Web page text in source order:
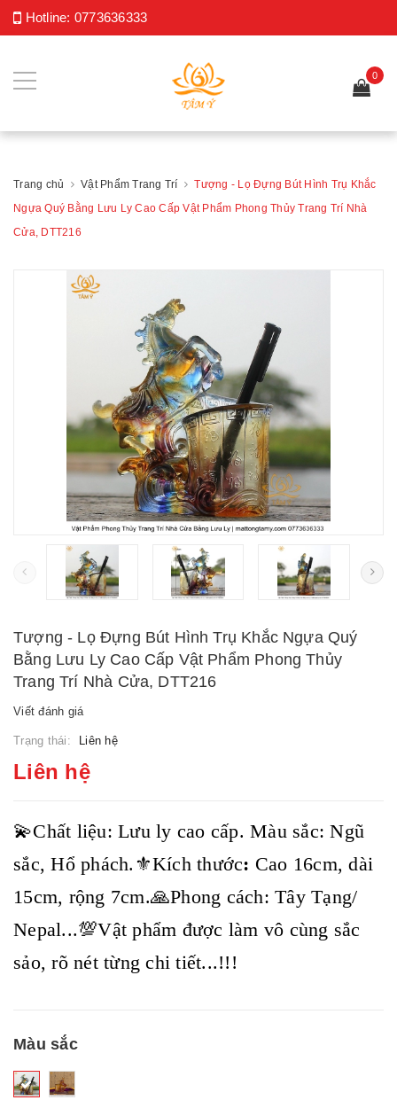
Hotline: 0773636333
0
Trang chủ Vật Phẩm Trang Trí Tượng - Lọ Đựng Bút Hình Trụ Khắc
Ngựa Quý Bằng Lưu Ly Cao Cấp Vật Phẩm Phong Thủy Trang Trí Nhà
Cửa, DTT216
Tượng - Lọ Đựng Bút Hình Trụ Khắc Ngựa Quý
Bằng Lưu Ly Cao Cấp Vật Phẩm Phong Thủy
Trang Trí Nhà Cửa, DTT216
Viết đánh giá
Trạng thái: Liên hệ
Liên hệ
💫Chất liệu: Lưu ly cao cấp. Màu sắc: Ngũ
sắc, Hổ phách.⚜️Kích thước: Cao 16cm, dài
15cm, rộng 7cm.🙏Phong cách: Tây Tạng/
Nepal...💯Vật phẩm được làm vô cùng sắc
sảo, rõ nét từng chi tiết...!!!
Màu sắc